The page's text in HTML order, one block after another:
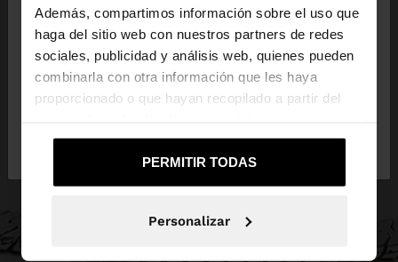
Además, compartimos información sobre el uso que
haga del sitio web con nuestros partners de redes
sociales, publicidad y análisis web, quienes pueden
combinarla con otra información que les haya
proporcionado o que hayan recopilado a partir del
PERMITIR TODAS
Personalizar
Estás accediendo a la web de Ecuador. ¿Quieres ir
a la web de United States?